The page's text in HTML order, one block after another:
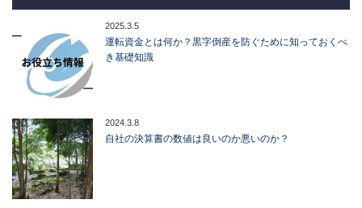
2025.3.5
運転資金とは何か？黒字倒産を防ぐために知っておくべ
き基礎知識
2024.3.8
自社の決算書の数値は良いのか悪いのか？